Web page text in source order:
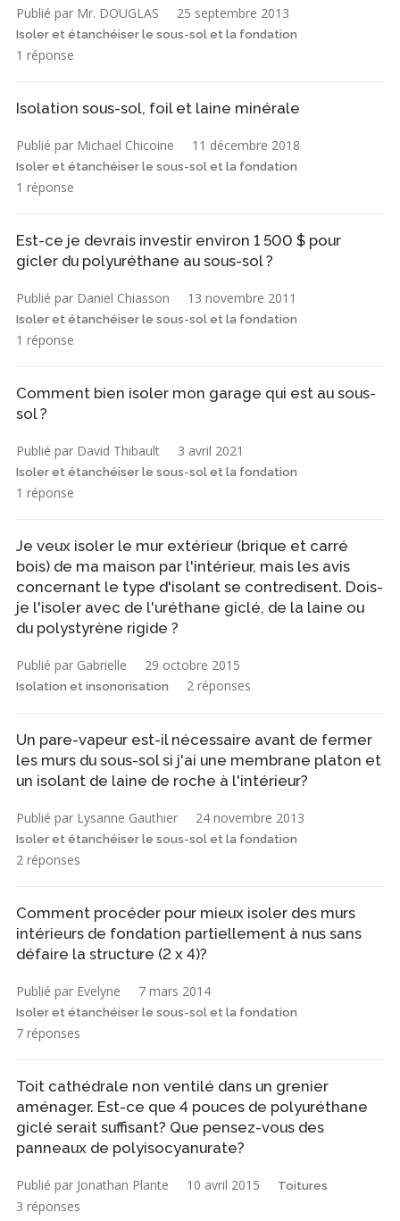
Publié par Mr. DOUGLAS 25 septembre 2013
Isoler et étanchéiser le sous-sol et la fondation
1 réponse
Isolation sous-sol, foil et laine minérale
Publié par Michael Chicoine 11 décembre 2018
Isoler et étanchéiser le sous-sol et la fondation
1 réponse
Est-ce je devrais investir environ 1 500 $ pour
gicler du polyuréthane au sous-sol ?
Publié par Daniel Chiasson 13 novembre 2011
Isoler et étanchéiser le sous-sol et la fondation
1 réponse
Comment bien isoler mon garage qui est au sous-
sol ?
Publié par David Thibault 3 avril 2021
Isoler et étanchéiser le sous-sol et la fondation
1 réponse
Je veux isoler le mur extérieur (brique et carré
bois) de ma maison par l'intérieur, mais les avis
concernant le type d'isolant se contredisent. Dois-
je l'isoler avec de l'uréthane giclé, de la laine ou
du polystyrène rigide ?
Publié par Gabrielle 29 octobre 2015
Isolation et insonorisation 2 réponses
Un pare-vapeur est-il nécessaire avant de fermer
les murs du sous-sol si j'ai une membrane platon et
un isolant de laine de roche à l'intérieur?
Publié par Lysanne Gauthier 24 novembre 2013
Isoler et étanchéiser le sous-sol et la fondation
2 réponses
Comment procéder pour mieux isoler des murs
intérieurs de fondation partiellement à nus sans
défaire la structure (2 x 4)?
Publié par Evelyne 7 mars 2014
Isoler et étanchéiser le sous-sol et la fondation
7 réponses
Toit cathédrale non ventilé dans un grenier
aménager. Est-ce que 4 pouces de polyuréthane
giclé serait suffisant? Que pensez-vous des
panneaux de polyisocyanurate?
Publié par Jonathan Plante 10 avril 2015 Toitures
3 réponses